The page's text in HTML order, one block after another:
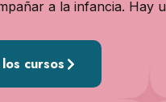
a la infancia. Hay
cursos